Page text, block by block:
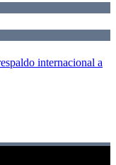
internacional a